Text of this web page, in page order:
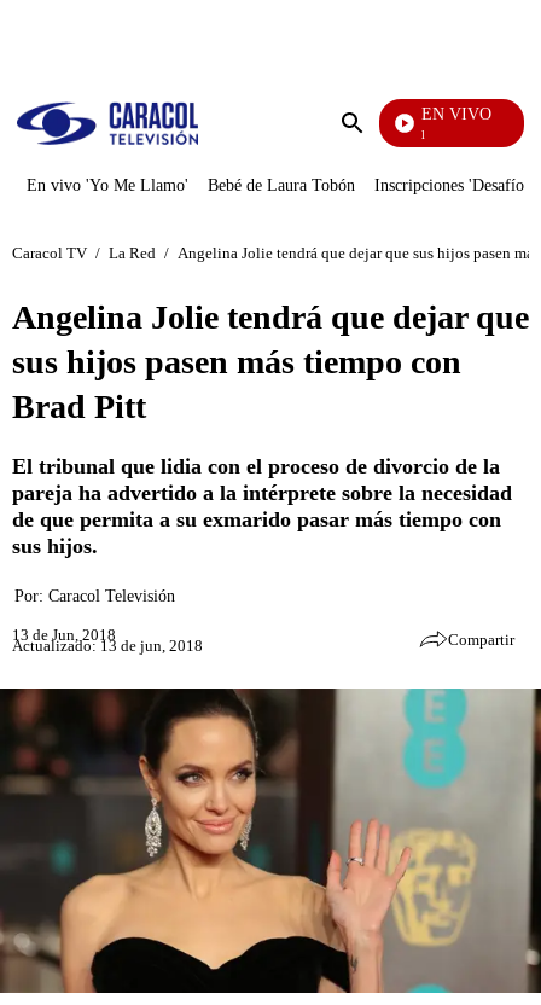
Enviar
EN VIVO
Noticias Caracol
En vivo 'Yo Me Llamo' Bebé de Laura Tobón Inscripciones 'Desafío'
Caracol TV / La Red / Angelina Jolie tendrá que dejar que sus hijos pasen
Angelina Jolie tendrá que dejar que
sus hijos pasen más tiempo con
Brad Pitt
El tribunal que lidia con el proceso de divorcio de la
pareja ha advertido a la intérprete sobre la necesidad
de que permita a su exmarido pasar más tiempo con
sus hijos.
Por: Caracol Televisión
13 de Jun, 2018
Actualizado: 13 de jun, 2018 Compartir